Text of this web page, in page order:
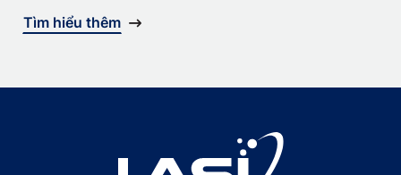
Tìm hiểu thêm